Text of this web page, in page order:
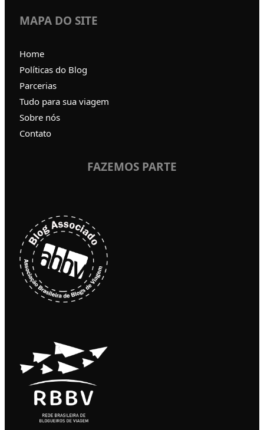
MAPA DO SITE
Home
Políticas do Blog
Parcerias
Tudo para sua viagem
Sobre nós
Contato
FAZEMOS PARTE